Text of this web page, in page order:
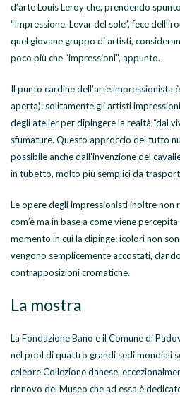
d’arte Louis Leroy che, prendendo
“Impressione. Levar del sole”, fece
quel giovane gruppo di artisti,
poco più che “impressioni”, appunto.
Il punto cardine dell’arte impressionista
aperta): solitamente gli artisti
degli atelier per dipingere la realtà “dal
sfumature. Questo approccio del tutto
possibile anche dall’invenzione del
in tubetto, molto più semplici da
Le opere degli impressionisti inoltre non
com’è ma in base a come viene
momento in cui la dipinge: icolori non
vengono semplicemente accostati,
contrapposizioni cromatiche.
La mostra
La Fondazione Bano e il Comune di
nel pool di quattro grandi sedi mondiali
celebre Collezione danese,
rinnovo del Museo che ad essa è